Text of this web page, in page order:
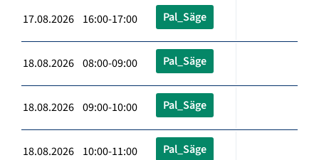
17.08.2026 16:00-17:00 Pal_Säge
18.08.2026 08:00-09:00 Pal_Säge
18.08.2026 09:00-10:00 Pal_Säge
18.08.2026 10:00-11:00 Pal_Säge